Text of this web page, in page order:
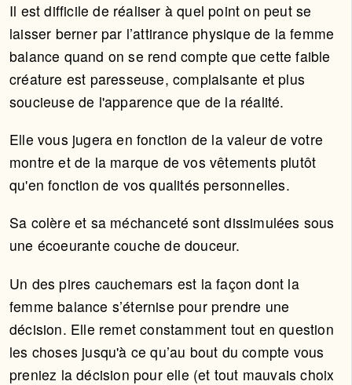
Il est difficile de réaliser à quel point on peut se
laisser berner par l’attirance physique de la femme
balance quand on se rend compte que cette faible
créature est paresseuse, complaisante et plus
soucieuse de l'apparence que de la réalité.
Elle vous jugera en fonction de la valeur de votre
montre et de la marque de vos vêtements plutôt
qu'en fonction de vos qualités personnelles.
Sa colère et sa méchanceté sont dissimulées sous
une écoeurante couche de douceur.
Un des pires cauchemars est la façon dont la
femme balance s’éternise pour prendre une
décision. Elle remet constamment tout en question
les choses jusqu'à ce qu’au bout du compte vous
preniez la décision pour elle (et tout mauvais choix